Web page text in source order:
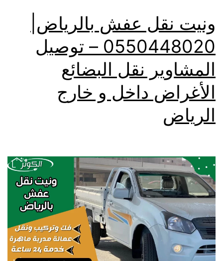
ونيت نقل عفش بالرياض|
0550448020 – توصيل
المشاوير نقل البضائع
الأغراض داخل و خارج
الرياض